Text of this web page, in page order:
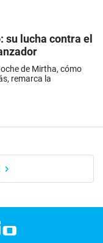
lucha contra el
de Mirtha, cómo
remarca la